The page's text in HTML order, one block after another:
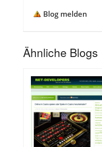
Blog melden
Ähnliche Blogs